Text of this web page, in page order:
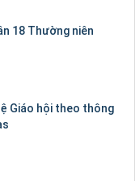
18 Thường niên
Giáo hội theo thông